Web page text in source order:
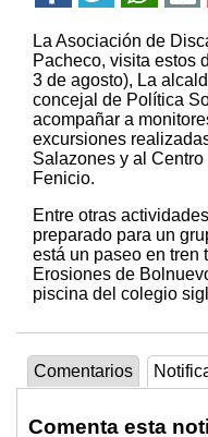
La Asociación de
Pacheco, visita estos
3 de agosto), La
concejal de Política
acompañar a
excursiones
Salazones y al
Fenicio.
Entre otras
preparado para un
está un paseo en tren
Erosiones de
piscina del colegio
Comentarios
Comenta esta